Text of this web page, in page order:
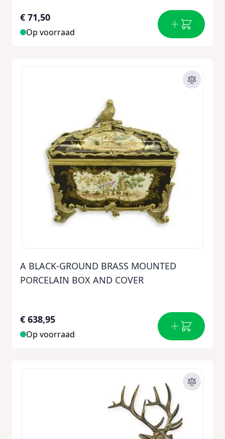
€ 71,50
Op voorraad
A BLACK-GROUND BRASS MOUNTED
PORCELAIN BOX AND COVER
€ 638,95
Op voorraad